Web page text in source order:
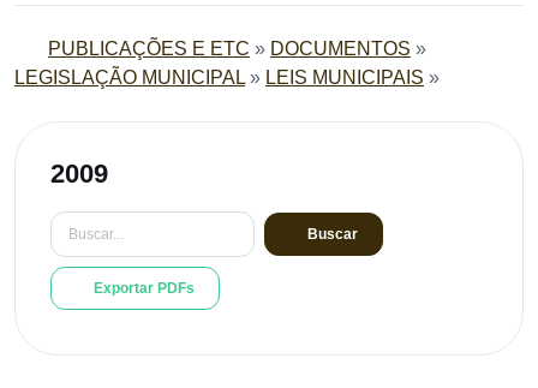
PUBLICAÇÕES E ETC » DOCUMENTOS »
LEGISLAÇÃO MUNICIPAL » LEIS MUNICIPAIS »
2009
Buscar
Exportar PDFs